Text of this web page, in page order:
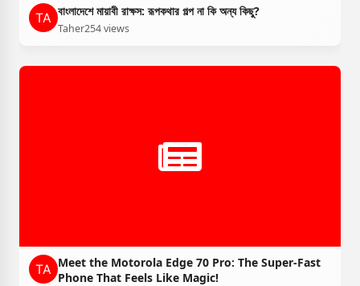
বাংলাদেশে মায়াবী রাক্ষস: রূপকথার গল্প না কি অন্য কিছু?
Taher254 views
Meet the Motorola Edge 70 Pro: The Super-Fast
Phone That Feels Like Magic!